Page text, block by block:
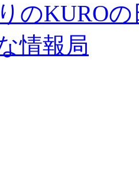
のKURO
情報局